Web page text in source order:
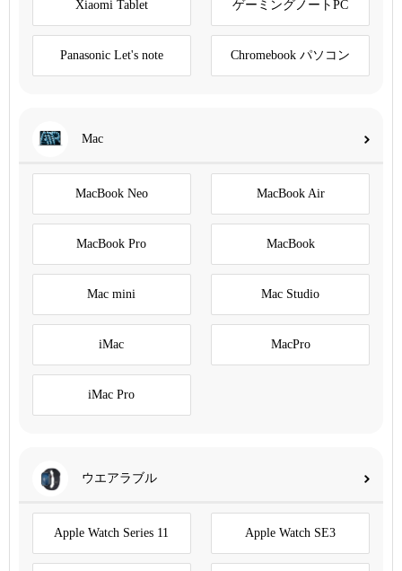
Xiaomi Tablet ゲーミングノートPC
Panasonic Let's note Chromebook パソコン
Mac
MacBook Neo MacBook Air
MacBook Pro MacBook
Mac mini Mac Studio
iMac MacPro
iMac Pro
ウエアラブル
Apple Watch Series 11 Apple Watch SE3